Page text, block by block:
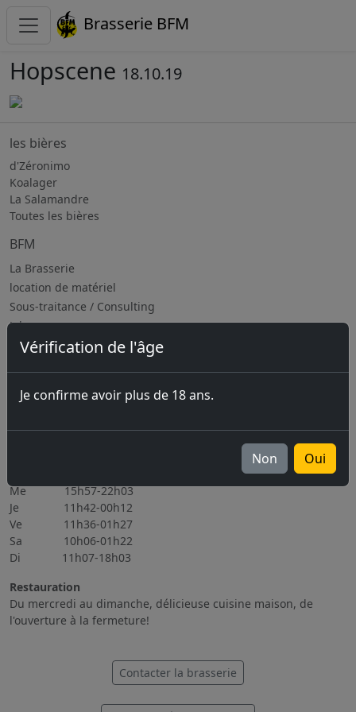
Brasserie BFM
Vérification de l'âge
Je confirme avoir plus de 18 ans.
Non Oui
Hopscene 18.10.19
les bières
d'Zéronimo
Koalager
La Salamandre
Toutes les bières
BFM
La Brasserie
location de matériel
Sous-traitance / Consulting
Jobs
Prochains évènements
06.11.2026 Brassin Public 6-7.11.2026
Tous les évènements
Me 15h57-22h03
Je 11h42-00h12
Ve 11h36-01h27
Sa 10h06-01h22
Di 11h07-18h03
Restauration
Du mercredi au dimanche, délicieuse cuisine maison, de
l'ouverture à la fermeture!
Contacter la brasserie